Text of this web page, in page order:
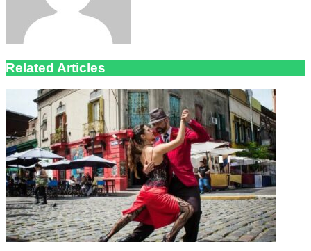
Related Articles